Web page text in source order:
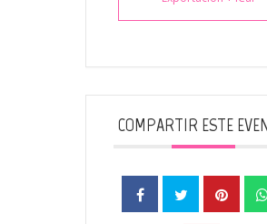
COMPARTIR ESTE